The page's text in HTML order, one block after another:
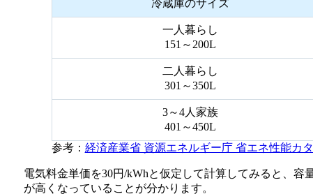
冷蔵庫のサイズ
一人暮らし
151～200L
二人暮らし
301～350L
3～4人家族
401～450L
参考： 経済産業省 資源エネルギー庁 省エネ性能カ
電気料金単価を30円/kWhと仮定して計算してみると、
が高くなっていることが分かります。